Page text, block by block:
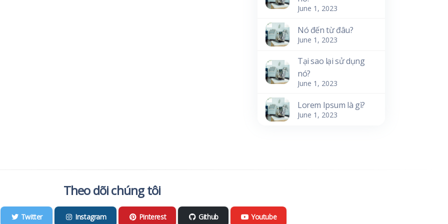
June 1, 2023
Nó đến từ đâu?
June 1, 2023
Tại sao lại sử dụng
nó?
June 1, 2023
Lorem Ipsum là gì?
June 1, 2023
Theo dõi chúng tôi
Twitter Instagram Pinterest Github Youtube